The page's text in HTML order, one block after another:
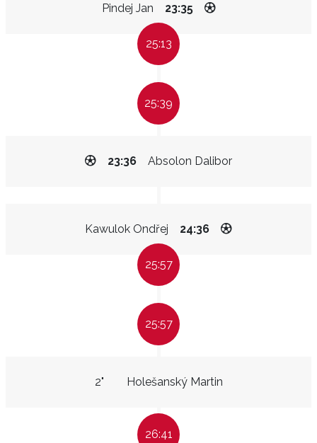
Pindej Jan 23:35
25:13
25:39
Absolon Dalibor
23:36
Kawulok Ondřej 24:36
25:57
25:57
Holešanský Martin
2"
26:41